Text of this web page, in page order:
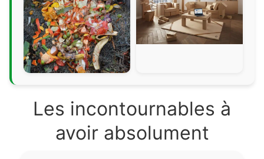
Les incontournables à
avoir absolument